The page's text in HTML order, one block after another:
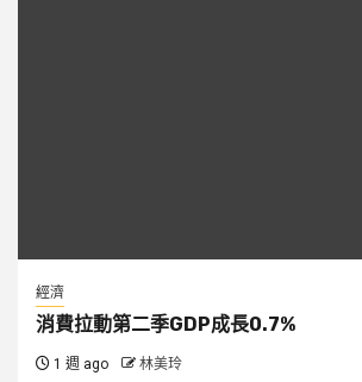
經濟
消費拉動第二季GDP成長0.7%
1 週 ago 林美玲